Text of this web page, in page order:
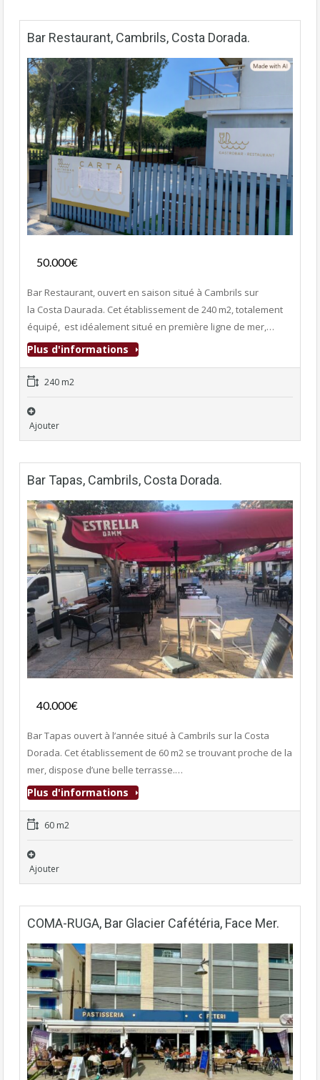
Bar Restaurant, Cambrils, Costa Dorada.
Fonds de commerce
50.000€
Bar Restaurant, ouvert en saison situé à Cambrils sur
la Costa Daurada. Cet établissement de 240 m2, totalement
équipé, est idéalement situé en première ligne de mer,…
Plus d'informations
240 m2
Ajouter
Bar Tapas, Cambrils, Costa Dorada.
Fonds de commerce
40.000€
Bar Tapas ouvert à l’année situé à Cambrils sur la Costa
Dorada. Cet établissement de 60 m2 se trouvant proche de la
mer, dispose d’une belle terrasse.…
Plus d'informations
60 m2
Ajouter
COMA-RUGA, Bar Glacier Cafétéria, Face Mer.